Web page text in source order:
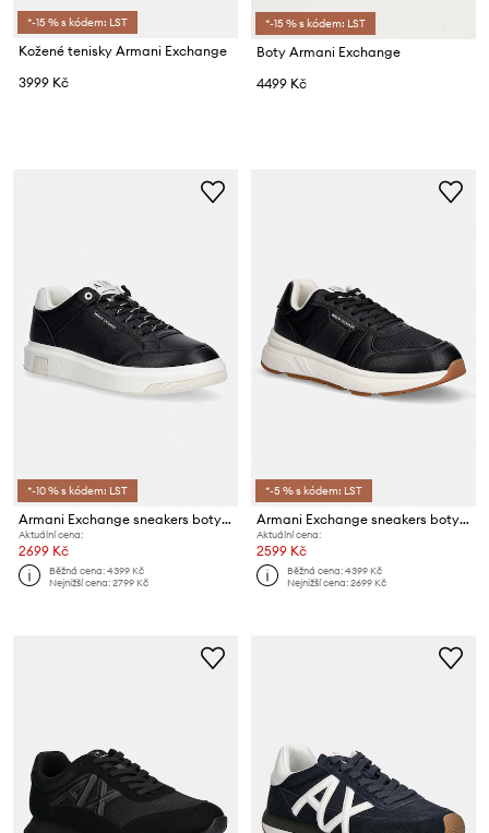
*-15 % s kódem: LST
Kožené tenisky Armani Exchange
3999 Kč
*-15 % s kódem: LST
Boty Armani Exchange
4499 Kč
*-10 % s kódem: LST
Armani Exchange sneakers boty pánské
Aktuální cena:
2699 Kč
Běžná cena:4399 Kč
Nejnižší cena:2799 Kč
*-5 % s kódem: LST
Armani Exchange sneakers boty pánské
Aktuální cena:
2599 Kč
Běžná cena:4399 Kč
Nejnižší cena:2699 Kč